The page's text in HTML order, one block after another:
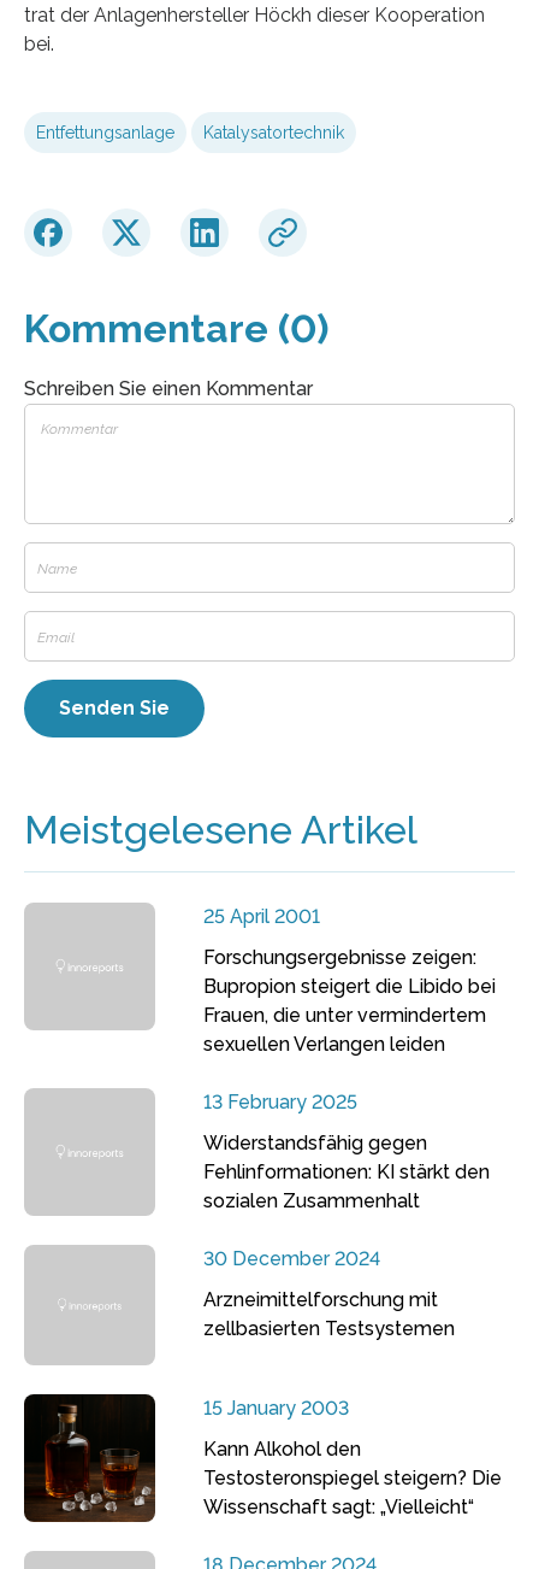
trat der Anlagenhersteller Höckh dieser Kooperation
bei.
Entfettungsanlage Katalysatortechnik
Kommentare (0)
Schreiben Sie einen Kommentar
Meistgelesene Artikel
25 April 2001
Forschungsergebnisse zeigen:
Bupropion steigert die Libido bei
Frauen, die unter vermindertem
sexuellen Verlangen leiden
13 February 2025
Widerstandsfähig gegen
Fehlinformationen: KI stärkt den
sozialen Zusammenhalt
30 December 2024
Arzneimittelforschung mit
zellbasierten Testsystemen
15 January 2003
Kann Alkohol den
Testosteronspiegel steigern? Die
Wissenschaft sagt: „Vielleicht“
18 December 2024